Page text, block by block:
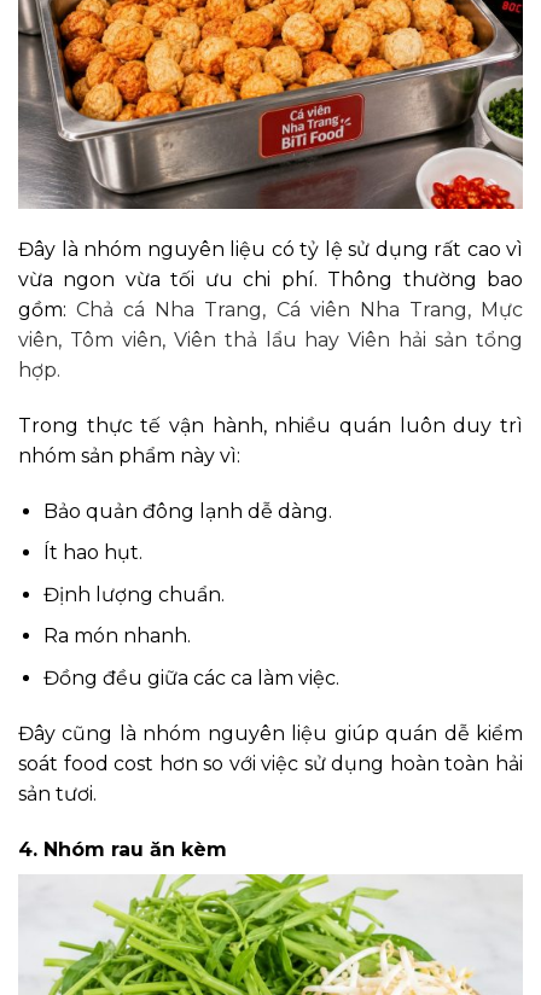
Đây là nhóm nguyên liệu có tỷ lệ sử dụng rất cao vì
vừa ngon vừa tối ưu chi phí. Thông thường bao
gồm:Chả cá Nha Trang, Cá viên Nha Trang, Mực
viên, Tôm viên, Viên thả lẩu hayViên hải sản tổng
hợp.
Trong thực tế vận hành, nhiều quán luôn duy trì
nhóm sản phẩm này vì:
Bảo quản đông lạnh dễ dàng.
Ít hao hụt.
Định lượng chuẩn.
Ra món nhanh.
Đồng đều giữa các ca làm việc.
Đây cũng là nhóm nguyên liệu giúp quán dễ kiểm
soát food cost hơn so với việc sử dụng hoàn toàn hải
sản tươi.
4. Nhóm rau ăn kèm